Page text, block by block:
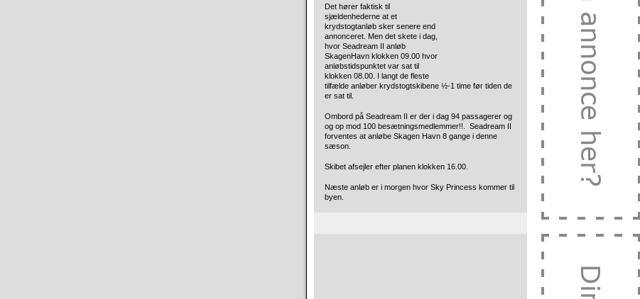
Det hører faktisk til
sjældenhederne at et
krydstogtanløb sker senere end
annonceret. Men det skete i dag,
hvor Seadream II anløb
SkagenHavn klokken 09.00 hvor
anløbstidspunktet var sat til
klokken 08.00. I langt de fleste
tilfælde anløber krydstogtskibene ½-1 time før tiden de
er sat til.
Ombord på Seadream II er der i dag 94 passagerer og
og op mod 100 besætningsmedlemmer!!. Seadream II
forventes at anløbe Skagen Havn 8 gange i denne
sæson.
Skibet afsejler efter planen klokken 16.00.
Næste anløb er i morgen hvor Sky Princess kommer til
byen.